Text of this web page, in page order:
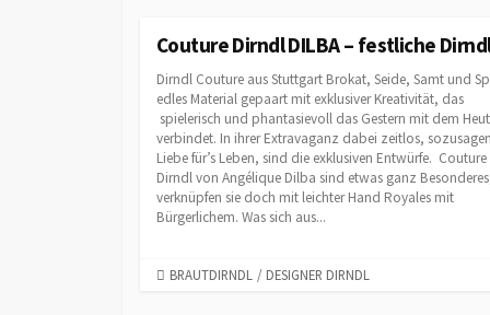
E
O
R
I
E
S
Couture Dirndl DILBA – festliche
Dirndl Couture aus Stuttgart Brokat, Seide, Samt und
edles Material gepaart mit exklusiver Kreativität, das
spielerisch und phantasievoll das Gestern mit dem
verbindet. In ihrer Extravaganz dabei zeitlos,
Liebe für’s Leben, sind die exklusiven Entwürfe. Couture
Dirndl von Angélique Dilba sind etwas ganz
verknüpfen sie doch mit leichter Hand Royales mit
Bürgerlichem. Was sich aus...
CBRAUTDIRNDL / DESIGNER DIRNDL